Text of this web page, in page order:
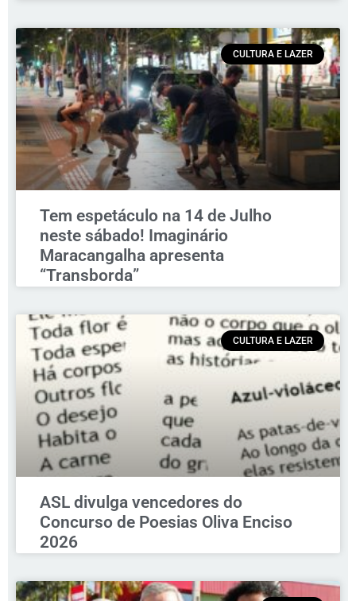
CULTURA E LAZER
Tem espetáculo na 14 de Julho
neste sábado! Imaginário
Maracangalha apresenta
“Transborda”
CULTURA E LAZER
ASL divulga vencedores do
Concurso de Poesias Oliva Enciso
2026